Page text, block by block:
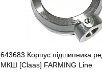
643683 Корпус підшипника
МКШ [Claas] FARMING Line